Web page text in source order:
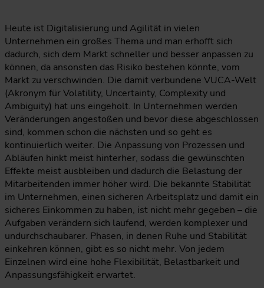
Heute ist Digitalisierung und Agilität in vielen
Unternehmen ein großes Thema und man erhofft sich
dadurch, sich dem Markt schneller und besser anpassen zu
können, da ansonsten das Risiko bestehen könnte, vom
Markt zu verschwinden. Die damit verbundene VUCA-Welt
(Akronym für Volatility, Uncertainty, Complexity und
Ambiguity) hat uns eingeholt. In Unternehmen werden
Veränderungen angestoßen und bevor diese abgeschlossen
sind, kommen schon die nächsten und so geht es
kontinuierlich weiter. Die Anpassung von Prozessen und
Abläufen hinkt meist hinterher, sodass die gewünschten
Effekte meist ausbleiben und dadurch die Belastung der
Mitarbeitenden immer höher wird. Die bekannte Stabilität
im Unternehmen, einen sicheren Arbeitsplatz und damit ein
sicheres Einkommen zu haben, ist nicht mehr gegeben – die
Aufgaben verändern sich laufend, werden komplexer und
undurchschaubarer. Phasen, in denen Ruhe und Stabilität
einkehren können, gibt es so nicht mehr. Von jedem
Einzelnen wird eine hohe Flexibilität, Belastbarkeit und
Anpassungsfähigkeit erwartet.